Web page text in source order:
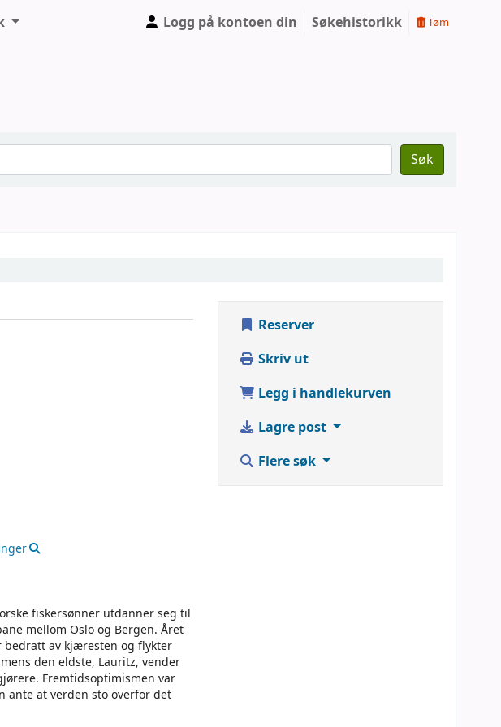
Logg på kontoen din Søkehistorikk Tøm
Søk
fiskersønner utdanner seg til
mellom Oslo og Bergen. Året
bedratt av kjæresten og flykter
den eldste, Lauritz, vender
Fremtidsoptimismen var
at verden sto overfor det
Reserver
Skriv ut
Legg i handlekurven
Lagre post
Flere søk